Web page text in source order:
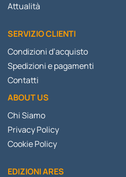
Attualità
SERVIZIO CLIENTI
Condizioni d’acquisto
Spedizioni e pagamenti
Contatti
ABOUT US
Chi Siamo
Privacy Policy
Cookie Policy
EDIZIONI ARES